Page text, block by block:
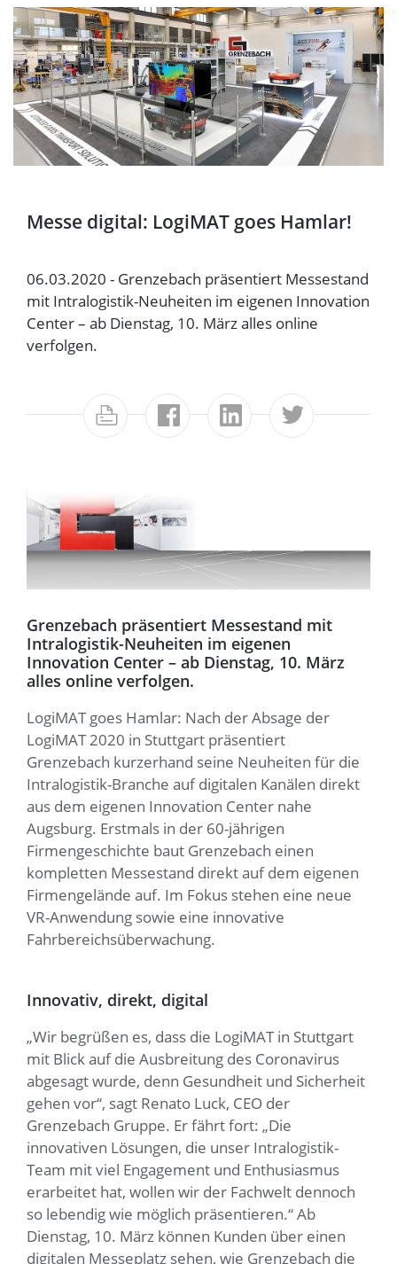
Messe digital: LogiMAT goes Hamlar!
06.03.2020 - Grenzebach präsentiert Messestand
mit Intralogistik-Neuheiten im eigenen Innovation
Center – ab Dienstag, 10. März alles online
verfolgen.
Grenzebach präsentiert Messestand mit
Intralogistik-Neuheiten im eigenen
Innovation Center – ab Dienstag, 10. März
alles online verfolgen.
LogiMAT goes Hamlar: Nach der Absage der
LogiMAT 2020 in Stuttgart präsentiert
Grenzebach kurzerhand seine Neuheiten für die
Intralogistik-Branche auf digitalen Kanälen direkt
aus dem eigenen Innovation Center nahe
Augsburg. Erstmals in der 60-jährigen
Firmengeschichte baut Grenzebach einen
kompletten Messestand direkt auf dem eigenen
Firmengelände auf. Im Fokus stehen eine neue
VR-Anwendung sowie eine innovative
Fahrbereichsüberwachung.
Innovativ, direkt, digital
„Wir begrüßen es, dass die LogiMAT in Stuttgart
mit Blick auf die Ausbreitung des Coronavirus
abgesagt wurde, denn Gesundheit und Sicherheit
gehen vor“, sagt Renato Luck, CEO der
Grenzebach Gruppe. Er fährt fort: „Die
innovativen Lösungen, die unser Intralogistik-
Team mit viel Engagement und Enthusiasmus
erarbeitet hat, wollen wir der Fachwelt dennoch
so lebendig wie möglich präsentieren.“ Ab
Dienstag, 10. März können Kunden über einen
digitalen Messeplatz sehen, wie Grenzebach die